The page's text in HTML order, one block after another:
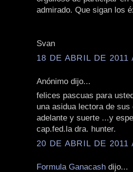
admirado. Que sigan los
Svan
18 DE ABRIL DE 2011
Anónimo dijo...
felices pascuas para
una asidua lectora de
adelante y suerte ...y
cap.fed.la dra. hunter.
20 DE ABRIL DE 2011
Formula Ganacash dijo...